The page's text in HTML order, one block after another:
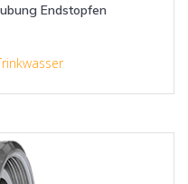
Endstopfen